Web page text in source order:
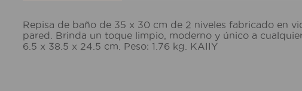
Repisa de baño de 35 x 30 cm de 2 niveles fabricado en
pared. Brinda un toque limpio, moderno y único a
6.5 x 38.5 x 24.5 cm. Peso: 1.76 kg. KAIIY